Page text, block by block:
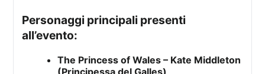
Personaggi principali presenti
all’evento:
The Princess of Wales – Kate Middleton
(Principessa del Galles)